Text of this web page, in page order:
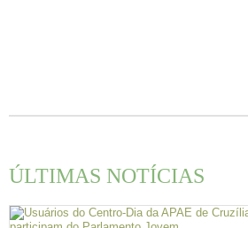
ÚLTIMAS NOTÍCIAS